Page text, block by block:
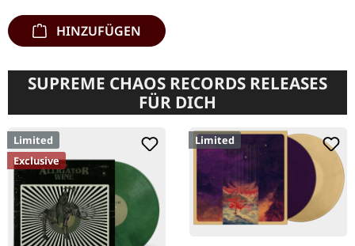
HINZUFÜGEN
SUPREME CHAOS RECORDS RELEASES
FÜR DICH
Limited
Exclusive
Limited